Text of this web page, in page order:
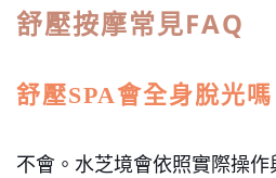
舒壓按摩常見FAQ
舒壓SPA會全身脫光嗎
不會。水芝境會依照實際操